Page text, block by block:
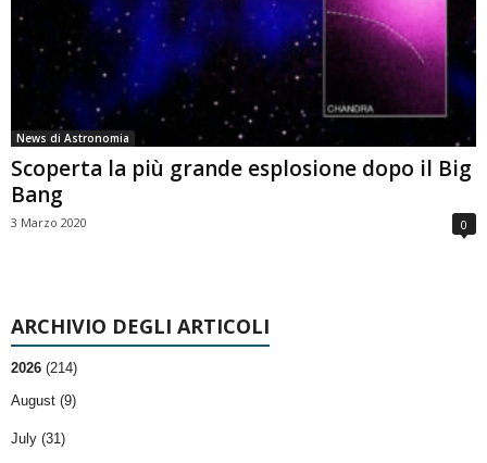
News di Astronomia
Scoperta la più grande esplosione dopo il Big
Bang
3 Marzo 2020 0
ARCHIVIO DEGLI ARTICOLI
2026 (214)
August (9)
July (31)